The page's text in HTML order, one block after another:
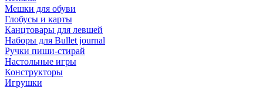
Мешки для обуви
Глобусы и карты
Канцтовары для левшей
Наборы для Bullet journal
Ручки пиши-стирай
Настольные игры
Конструкторы
Игрушки